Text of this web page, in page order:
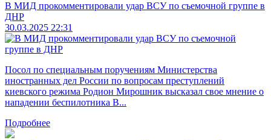
В МИД прокомментировали удар ВСУ по съемочной группе в
ДНР
30.03.2025 22:31
Посол по специальным поручениям Министерства
иностранных дел России по вопросам преступлений
киевского режима Родион Мирошник высказал свое мнение о
нападении беспилотника В...
Подробнее